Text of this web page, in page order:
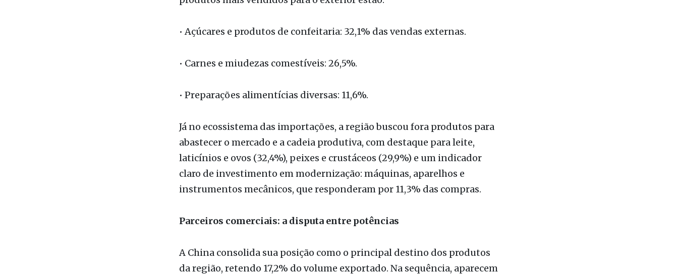
• Preparações alimentícias diversas: 11,6%.
Já no ecossistema das importações, a região buscou fora produtos para
laticínios e ovos (32,4%), peixes e crustáceos (29,9%) e um indicador
instrumentos mecânicos, que responderam por 11,3% das compras.
Parceiros comerciais: a disputa entre potências
A China consolida sua posição como o principal destino dos produtos
os Países Baixos (Holanda), com 7,4%, que funcionam como a principal
Nas importações, a configuração muda. O Chile lidera como principal